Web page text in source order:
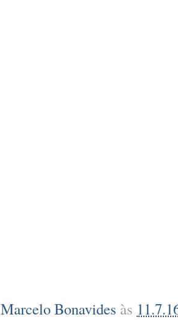
Marcelo Bonavides às